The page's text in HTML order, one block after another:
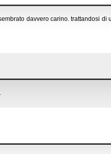
davvero carino. trattandosi